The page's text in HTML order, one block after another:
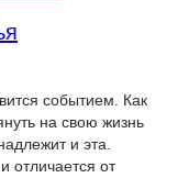
событием. Как
на свою жизнь
и эта.
отличается от